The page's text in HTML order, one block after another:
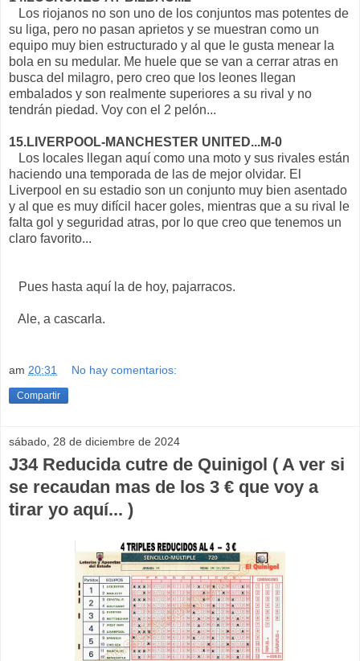
Los riojanos no son uno de los conjuntos mas potentes de
su liga, pero no pasan aprietos y se muestran como un
equipo muy bien estructurado y al que le gusta menear la
bola en su medular. Me huele que se van a cerrar atras en
busca del milagro, pero creo que los leones llegan
embalados y son realmente superiores a su rival y no
tendrán piedad. Voy con el 2 pelón...
15.LIVERPOOL-MANCHESTER UNITED...M-0
Los locales llegan aquí como una moto y sus rivales están
haciendo una temporada de las de mejor olvidar. El
Liverpool en su estadio son un conjunto muy bien asentado
y al que es muy difícil hacer goles, mientras que a su rival le
falta gol y seguridad atras, por lo que creo que tenemos un
claro favorito...
Pues hasta aquí la de hoy, pajarracos.
Ale, a cascarla.
am 20:31 No hay comentarios:
Compartir
sábado, 28 de diciembre de 2024
J34 Reducida cutre de Quinigol ( A ver si
se recaudan mas de los 3 € que voy a
tirar yo aquí... )